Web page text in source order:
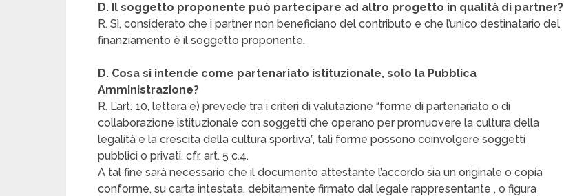
D. Il soggetto proponente può partecipare ad altro progetto in qualità di partner?
R. Sì, considerato che i partner non beneficiano del contributo e che l’unico destinatario del
finanziamento è il soggetto proponente.
D. Cosa si intende come partenariato istituzionale, solo la Pubblica
Amministrazione?
R. L’art. 10, lettera e) prevede tra i criteri di valutazione “forme di partenariato o di
collaborazione istituzionale con soggetti che operano per promuovere la cultura della
legalità e la crescita della cultura sportiva”, tali forme possono coinvolgere soggetti
pubblici o privati, cfr. art. 5 c.4.
A tal fine sarà necessario che il documento attestante l’accordo sia un originale o copia
conforme, su carta intestata, debitamente firmato dal legale rappresentante , o figura